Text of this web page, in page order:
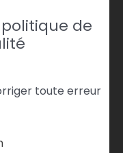
de
toute erreur